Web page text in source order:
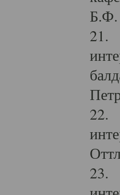
Б.Ф.
21.
22.
23.